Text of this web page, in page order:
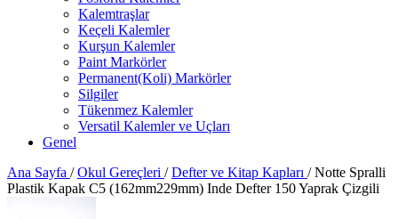
Kalemtraşlar
Keçeli Kalemler
Kurşun Kalemler
Paint Markörler
Permanent(Koli) Markörler
Silgiler
Tükenmez Kalemler
Versatil Kalemler ve Uçları
Genel
Ana Sayfa / Okul Gereçleri / Defter ve Kitap Kapları / Notte Spralli
Plastik Kapak C5 (162mm229mm) Inde Defter 150 Yaprak Çizgili